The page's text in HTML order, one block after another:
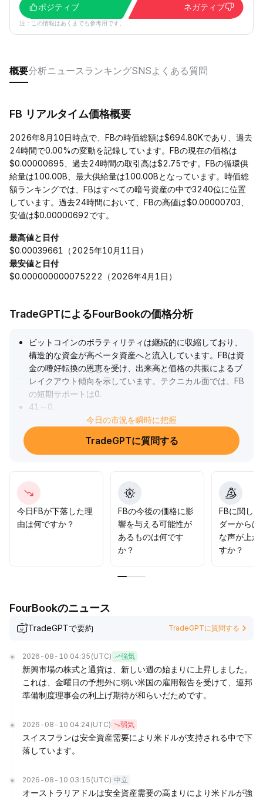
ポジティブ
ネガティブ
注：この情報はあくまでも参考用です。
概要分析ニュース ランキングSNSよくある質問
FB リアルタイム価格概要
2026年8月10日時点で、FBの時価総額は$694.80Kであり、過去
24時間で0.00%の変動を記録しています。FBの現在の価格は
$0.00000695、過去24時間の取引高は$2.75です。FBの循環供
給量は100.00B、最大供給量は100.00Bとなっています。時価総
額ランキングでは、FBはすべての暗号資産の中で3240位に位置
しています。過去24時間において、FBの高値は$0.00000703、
安値は$0.00000692です。
最高値と日付
$0.00039661（2025年10月11日）
最安値と日付
$0.000000000075222（2026年4月1日）
TradeGPTによるFourBookの価格分析
ビットコインのボラティリティは継続的に収縮しており、
構造的な資金が高ベータ資産へと流入しています。FBは資
金の嗜好転換の恩恵を受け、出来高と価格の共振によるブ
レイクアウト傾向を示しています。テクニカル面では、FB
の短期サポートは0.
41～0
42 USDT付近にあり、出来高の増加を伴い0
46 USDTを突破すれば、さらなる上昇で0
55 USDTや新高値を試す可能性があります。段階的に出来
ルズやエコシステムの検証が必要です。また、ビットコイ
ン市場のボラティリティ転換点がリスク嗜好に与える逆効
果にも注意が必要です。.
今日の市況を瞬時に把握
TradeGPTに質問する
今日FBが下落した理
由は何ですか？
FBの今後の価格に影
響を与える可能性が
あるものは何です
か？
FBに関し
ダーからは
な声が上が
すか？
FourBookのニュース
TradeGPTで要約 TradeGPTに質問する
2026-08-10 04:35 (UTC) 強気
新興市場の株式と通貨は、新しい週の始まりに上昇しました。
これは、金曜日の予想外に弱い米国の雇用報告を受けて、連邦
準備制度理事会の利上げ期待が和らいだためです。
2026-08-10 04:24 (UTC) 弱気
スイスフランは安全資産需要により米ドルが支持される中で下
落しています。
2026-08-10 03:15 (UTC) 中立
オーストラリアドルは安全資産需要の高まりにより米ドルが強